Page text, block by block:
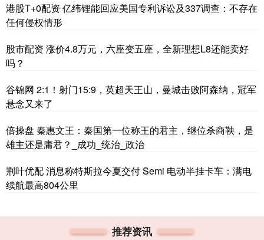
港股T+0配资 亿纬锂能回应美国专利诉讼及337调查：不存在
任何侵权情形
股市配资 涨价4.8万元，六座变五座，全新理想L8还能卖好
吗？
谷锦网 2:1！射门15:9，英超天王山，曼城击败阿森纳，冠军
悬念又来了
倍操盘 秦惠文王：秦国第一位称王的君主，继位杀商鞅，是
雄主还是庸君？_成功_统治_政治
荆叶优配 消息称特斯拉今夏交付 Semi 电动半挂卡车：满电
续航最高804公里
推荐资讯